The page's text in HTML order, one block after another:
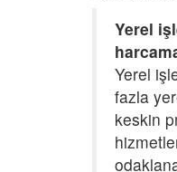
Yerel
Yerel
fazla
keskin